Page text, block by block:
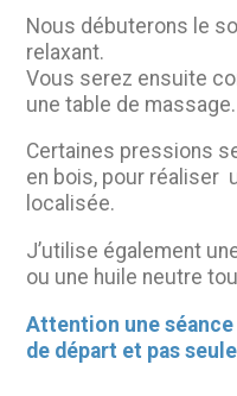
Nous débuterons le
relaxant.
Vous serez ensuite
une table de massage.
Certaines pressions
en bois, pour réaliser
localisée.
J’utilise également
ou une huile neutre
Attention une
de départ et pas